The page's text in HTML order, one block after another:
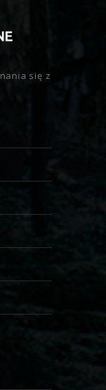
się z